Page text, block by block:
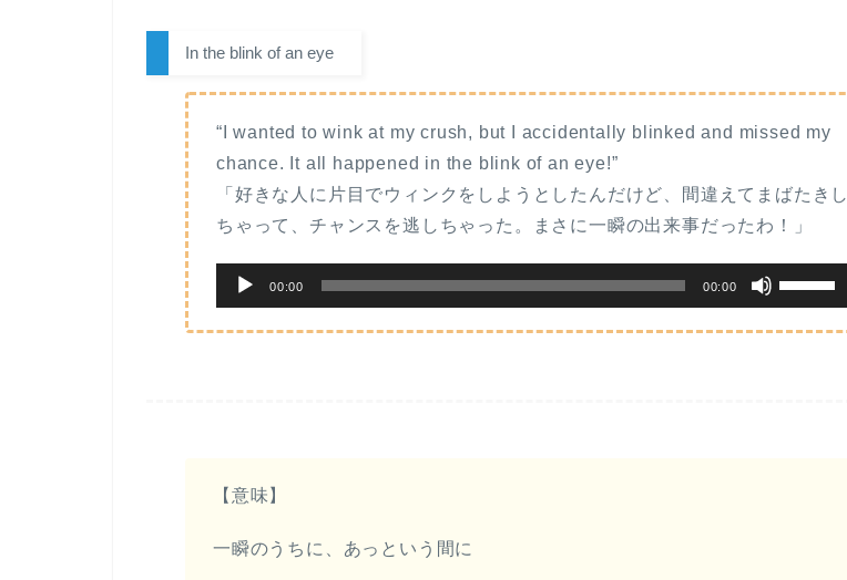
In the blink of an eye
“I wanted to wink at my crush, but I accidentally blinked and missed my
chance. It all happened in the blink of an eye!”
「好きな人に片目でウィンクをしようとしたんだけど、間違えてまばたきし
ちゃって、チャンスを逃しちゃった。まさに一瞬の出来事だったわ！」
声
プ
00:00 00:00
ボ
リ
ュ
【意味】
一瞬のうちに、あっという間に